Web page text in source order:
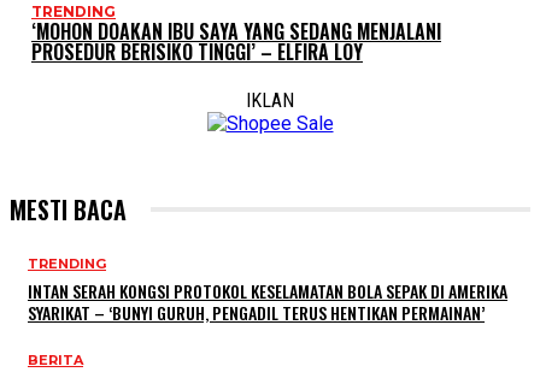
TRENDING
‘MOHON DOAKAN IBU SAYA YANG SEDANG MENJALANI
PROSEDUR BERISIKO TINGGI’ – ELFIRA LOY
IKLAN
MESTI BACA
TRENDING
INTAN SERAH KONGSI PROTOKOL KESELAMATAN BOLA SEPAK DI AMERIKA
SYARIKAT – ‘BUNYI GURUH, PENGADIL TERUS HENTIKAN PERMAINAN’
BERITA